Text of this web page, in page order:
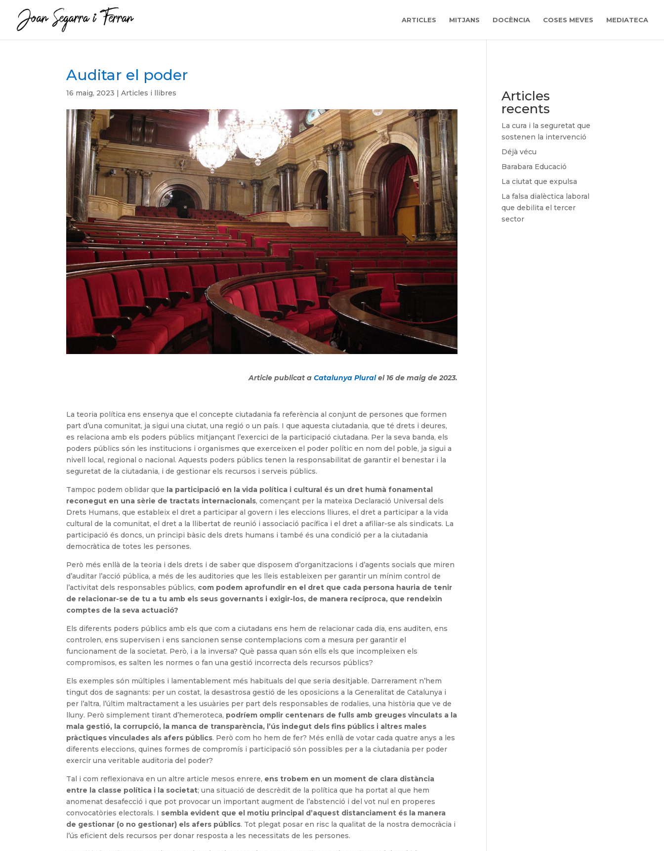
ARTICLES MITJANS DOCÈNCIA COSES MEVES MEDIATECA
Auditar el poder
16 maig, 2023 |Articles i llibres
Article publicat aCatalunya Pluralel 16 de maig de 2023.
La teoria política ens ensenya que el concepte ciutadania fa referència al conjunt de persones que formen
part d’una comunitat, ja sigui una ciutat, una regió o un país. I que aquesta ciutadania, que té drets i deures,
es relaciona amb els poders públics mitjançant l’exercici de la participació ciutadana. Per la seva banda, els
poders públics són les institucions i organismes que exerceixen el poder polític en nom del poble, ja sigui a
nivell local, regional o nacional. Aquests poders públics tenen la responsabilitat de garantir el benestar i la
seguretat de la ciutadania, i de gestionar els recursos i serveis públics.
Tampoc podem oblidar que la participació en la vida política i cultural és un dret humà fonamental
reconegut en una sèrie de tractats internacionals, començant per la mateixa Declaració Universal dels
Drets Humans, que estableix el dret a participar al govern i les eleccions lliures, el dret a participar a la vida
cultural de la comunitat, el dret a la llibertat de reunió i associació pacífica i el dret a afiliar-se als sindicats. La
participació és doncs, un principi bàsic dels drets humans i també és una condició per a la ciutadania
democràtica de totes les persones.
Però més enllà de la teoria i dels drets i de saber que disposem d’organitzacions i d’agents socials que miren
d’auditar l’acció pública, a més de les auditories que les lleis estableixen per garantir un mínim control de
l’activitat dels responsables públics, com podem aprofundir en el dret que cada persona hauria de tenir
de relacionar-se de tu a tu amb els seus governants i exigir-los, de manera recíproca, que rendeixin
comptes de la seva actuació?
Els diferents poders públics amb els que com a ciutadans ens hem de relacionar cada dia, ens auditen, ens
controlen, ens supervisen i ens sancionen sense contemplacions com a mesura per garantir el
funcionament de la societat. Però, i a la inversa? Què passa quan són ells els que incompleixen els
compromisos, es salten les normes o fan una gestió incorrecta dels recursos públics?
Els exemples són múltiples i lamentablement més habituals del que seria desitjable. Darrerament n’hem
tingut dos de sagnants: per un costat, la desastrosa gestió de les oposicions a la Generalitat de Catalunya i
per l’altra, l’últim maltractament a les usuàries per part dels responsables de rodalies, una història que ve de
lluny. Però simplement tirant d’hemeroteca, podríem omplir centenars de fulls amb greuges vinculats a la
mala gestió, la corrupció, la manca de transparència, l’ús indegut dels fins públics i altres males
pràctiques vinculades als afers públics. Però com ho hem de fer? Més enllà de votar cada quatre anys a les
diferents eleccions, quines formes de compromís i participació són possibles per a la ciutadania per poder
exercir una veritable auditoria del poder?
Tal i com reflexionava en un altre article mesos enrere, ens trobem en un moment de clara distància
entre la classe política i la societat; una situació de descrèdit de la política que ha portat al que hem
anomenat desafecció i que pot provocar un important augment de l’abstenció i del vot nul en properes
convocatòries electorals. I sembla evident que el motiu principal d’aquest distanciament és la manera
de gestionar (o no gestionar) els afers públics. Tot plegat posar en risc la qualitat de la nostra democràcia i
l’ús eficient dels recursos per donar resposta a les necessitats de les persones.
Articles
recents
La cura i la seguretat que
sostenen la intervenció
Déjà vécu
Barabara Educació
La ciutat que expulsa
La falsa dialèctica laboral
que debilita el tercer
sector